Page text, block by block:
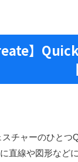
】
スチャーのひと
直線や図形など